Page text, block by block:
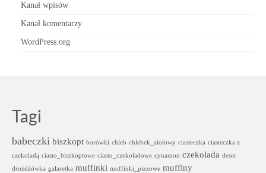
Kanał wpisów
Kanał komentarzy
WordPress.org
Tagi
babeczki biszkopt borówki chleb chlebek_ziołowy ciasteczka ciasteczka z
czekoladą ciasto_biszkoptowe ciasto_czekoladowe cynamon czekolada deser
drożdżówka galaretka muffinki muffinki_pizzowe muffiny